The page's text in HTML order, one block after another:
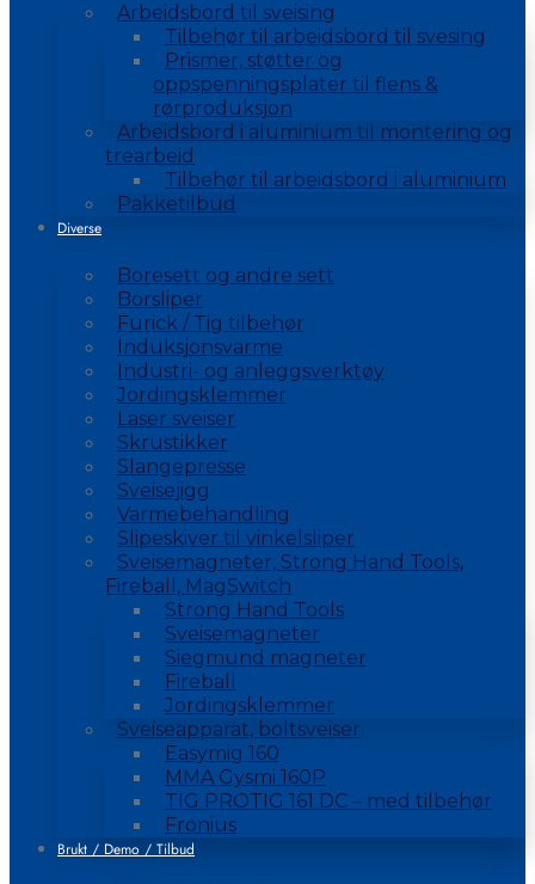
Arbeidsbord til sveising
Tilbehør til arbeidsbord til svesing
Prismer, støtter og
oppspenningsplater til flens &
rørproduksjon
Arbeidsbord i aluminium til montering og
trearbeid
Tilbehør til arbeidsbord i aluminium
Pakketilbud
Diverse
Boresett og andre sett
Borsliper
Furick / Tig tilbehør
Induksjonsvarme
Industri- og anleggsverktøy
Jordingsklemmer
Laser sveiser
Skrustikker
Slangepresse
Sveisejigg
Varmebehandling
Slipeskiver til vinkelsliper
Sveisemagneter, Strong Hand Tools,
Fireball, MagSwitch
Strong Hand Tools
Sveisemagneter
Siegmund magneter
Fireball
Jordingsklemmer
Sveiseapparat, boltsveiser
Easymig 160
MMA Gysmi 160P
TIG PROTIG 161 DC – med tilbehør
Fronius
Brukt / Demo / Tilbud